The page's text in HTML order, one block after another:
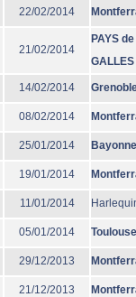
22/02/2014
21/02/2014
PAYS de
GALLES
14/02/2014
08/02/2014
25/01/2014 Bayonne
19/01/2014
11/01/2014
05/01/2014 Toulouse
29/12/2013
21/12/2013